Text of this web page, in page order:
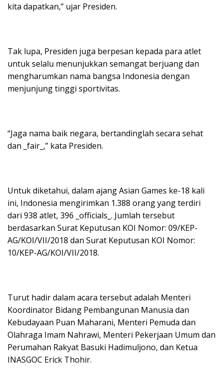
kita dapatkan,” ujar Presiden.
Tak lupa, Presiden juga berpesan kepada para atlet
untuk selalu menunjukkan semangat berjuang dan
mengharumkan nama bangsa Indonesia dengan
menjunjung tinggi sportivitas.
“Jaga nama baik negara, bertandinglah secara sehat
dan _fair_,” kata Presiden.
Untuk diketahui, dalam ajang Asian Games ke-18 kali
ini, Indonesia mengirimkan 1.388 orang yang terdiri
dari 938 atlet, 396 _officials_. Jumlah tersebut
berdasarkan Surat Keputusan KOI Nomor: 09/KEP-
AG/KOI/VII/2018 dan Surat Keputusan KOI Nomor:
10/KEP-AG/KOI/VII/2018.
Turut hadir dalam acara tersebut adalah Menteri
Koordinator Bidang Pembangunan Manusia dan
Kebudayaan Puan Maharani, Menteri Pemuda dan
Olahraga Imam Nahrawi, Menteri Pekerjaan Umum dan
Perumahan Rakyat Basuki Hadimuljono, dan Ketua
INASGOC Erick Thohir.